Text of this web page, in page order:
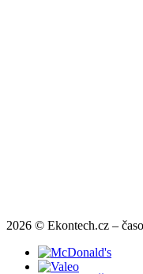
2026 © Ekontech.cz –